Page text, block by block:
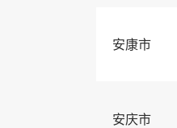
安康市
安庆市